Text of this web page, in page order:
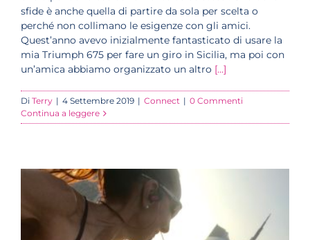
sfide è anche quella di partire da sola per scelta o
perché non collimano le esigenze con gli amici.
Quest’anno avevo inizialmente fantasticato di usare la
mia Triumph 675 per fare un giro in Sicilia, ma poi con
un’amica abbiamo organizzato un altro [...]
Di Terry | 4 Settembre 2019 | Connect | 0 Commenti
Continua a leggere